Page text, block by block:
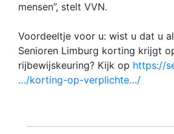
mensen”, stelt VVN.
Voordeeltje voor u: wist u dat u
Senioren Limburg korting krijgt
rijbewijskeuring? Kijk op https://
…/korting-op-verplichte…/